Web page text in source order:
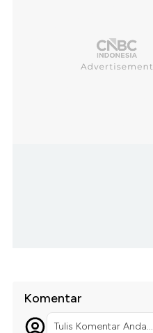
Komentar
Tulis Komentar Anda...